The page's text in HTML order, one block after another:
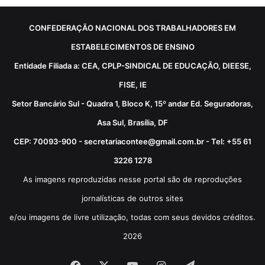
CONFEDERAÇÃO NACIONAL DOS TRABALHADORES EM
ESTABELECIMENTOS DE ENSINO
Entidade Filiada a: CEA, CPLP-SINDICAL DE EDUCAÇÃO, DIEESE,
FISE, IE
Setor Bancário Sul - Quadra 1, Bloco K, 15º andar Ed. Seguradoras,
Asa Sul, Brasília, DF
CEP: 70093-900 - secretariacontee@gmail.com.br - Tel: +55 61
3226 1278
As imagens reproduzidas nesse portal são de reproduções
jornalísticas de outros sites
e/ou imagens de livre utilização, todas com seus devidos créditos.
2026